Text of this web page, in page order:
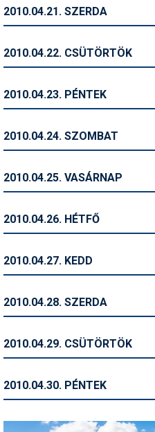
Szakértők
Telemark
Történelem
Utazási tippek
2010.04.21. SZERDA
2010.04.22. CSÜTÖRTÖK
2010.04.23. PÉNTEK
2010.04.24. SZOMBAT
2010.04.25. VASÁRNAP
2010.04.26. HÉTFŐ
2010.04.27. KEDD
2010.04.28. SZERDA
2010.04.29. CSÜTÖRTÖK
2010.04.30. PÉNTEK